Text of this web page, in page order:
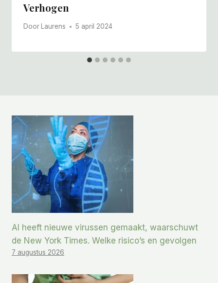
Verhogen
Door Laurens 5 april 2024
AI heeft nieuwe virussen gemaakt, waarschuwt
de New York Times. Welke risico’s en gevolgen
7 augustus 2026